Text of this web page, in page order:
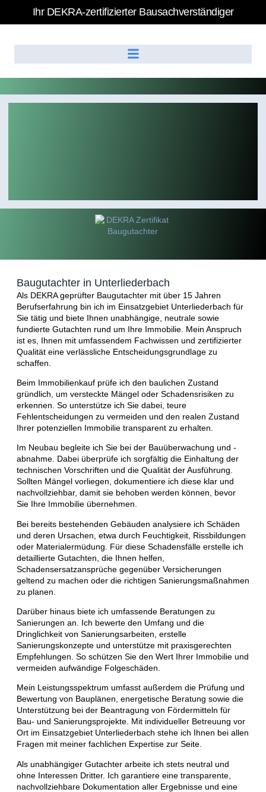
Ihr DEKRA-zertifizierter Bausachverständiger
Baugutachter in Unterliederbach
Als DEKRA geprüfter Baugutachter mit über 15 Jahren
Berufserfahrung bin ich im Einsatzgebiet Unterliederbach für
Sie tätig und biete Ihnen unabhängige, neutrale sowie
fundierte Gutachten rund um Ihre Immobilie. Mein Anspruch
ist es, Ihnen mit umfassendem Fachwissen und zertifizierter
Qualität eine verlässliche Entscheidungsgrundlage zu
schaffen.
Beim Immobilienkauf prüfe ich den baulichen Zustand
gründlich, um versteckte Mängel oder Schadensrisiken zu
erkennen. So unterstütze ich Sie dabei, teure
Fehlentscheidungen zu vermeiden und den realen Zustand
Ihrer potenziellen Immobilie transparent zu erhalten.
Im Neubau begleite ich Sie bei der Bauüberwachung und -
abnahme. Dabei überprüfe ich sorgfältig die Einhaltung der
technischen Vorschriften und die Qualität der Ausführung.
Sollten Mängel vorliegen, dokumentiere ich diese klar und
nachvollziehbar, damit sie behoben werden können, bevor
Sie Ihre Immobilie übernehmen.
Bei bereits bestehenden Gebäuden analysiere ich Schäden
und deren Ursachen, etwa durch Feuchtigkeit, Rissbildungen
oder Materialermüdung. Für diese Schadensfälle erstelle ich
detaillierte Gutachten, die Ihnen helfen,
Schadensersatzansprüche gegenüber Versicherungen
geltend zu machen oder die richtigen Sanierungsmaßnahmen
zu planen.
Darüber hinaus biete ich umfassende Beratungen zu
Sanierungen an. Ich bewerte den Umfang und die
Dringlichkeit von Sanierungsarbeiten, erstelle
Sanierungskonzepte und unterstütze mit praxisgerechten
Empfehlungen. So schützen Sie den Wert Ihrer Immobilie und
vermeiden aufwändige Folgeschäden.
Mein Leistungsspektrum umfasst außerdem die Prüfung und
Bewertung von Bauplänen, energetische Beratung sowie die
Unterstützung bei der Beantragung von Fördermitteln für
Bau- und Sanierungsprojekte. Mit individueller Betreuung vor
Ort im Einsatzgebiet Unterliederbach stehe ich Ihnen bei allen
Fragen mit meiner fachlichen Expertise zur Seite.
Als unabhängiger Gutachter arbeite ich stets neutral und
ohne Interessen Dritter. Ich garantiere eine transparente,
nachvollziehbare Dokumentation aller Ergebnisse und eine